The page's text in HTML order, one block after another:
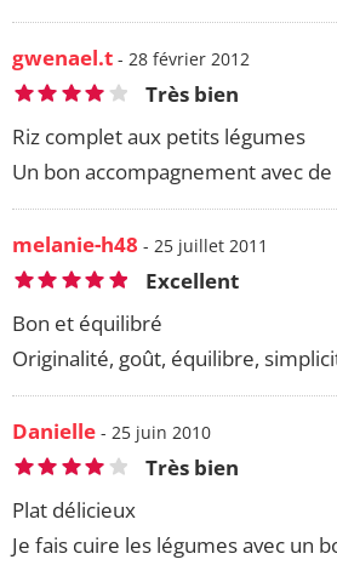
gwenael.t - 28 février 2012
Très bien
Riz complet aux petits légumes
Un bon accompagnement avec
melanie-h48 - 25 juillet 2011
Excellent
Bon et équilibré
Originalité, goût, équilibre,
Danielle - 25 juin 2010
Très bien
Plat délicieux
Je fais cuire les légumes avec un